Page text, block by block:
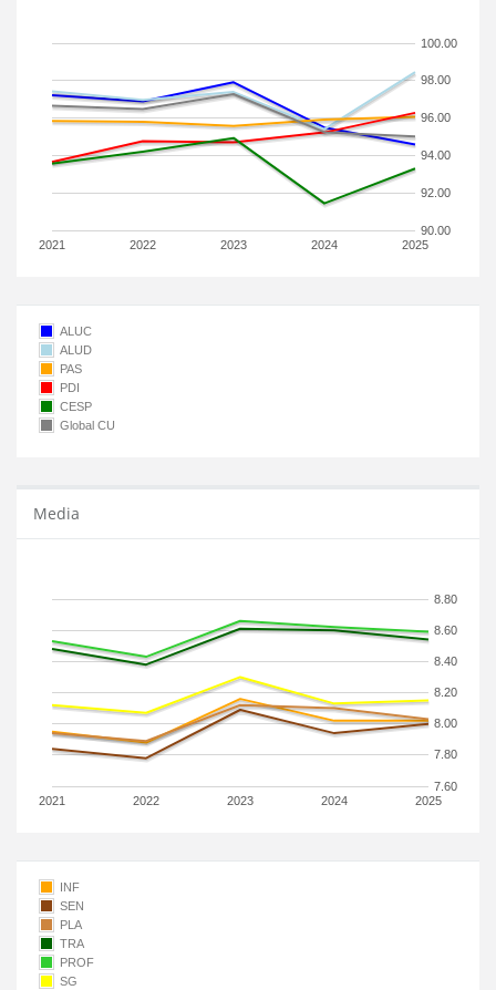
2021 2022 2023 2024 2025
90.00
92.00
94.00
96.00
98.00
100.00
ALUC
ALUD
PAS
PDI
CESP
Global CU
Media
2021 2022 2023 2024 2025
7.60
7.80
8.00
8.20
8.40
8.60
8.80
INF
SEN
PLA
TRA
PROF
SG